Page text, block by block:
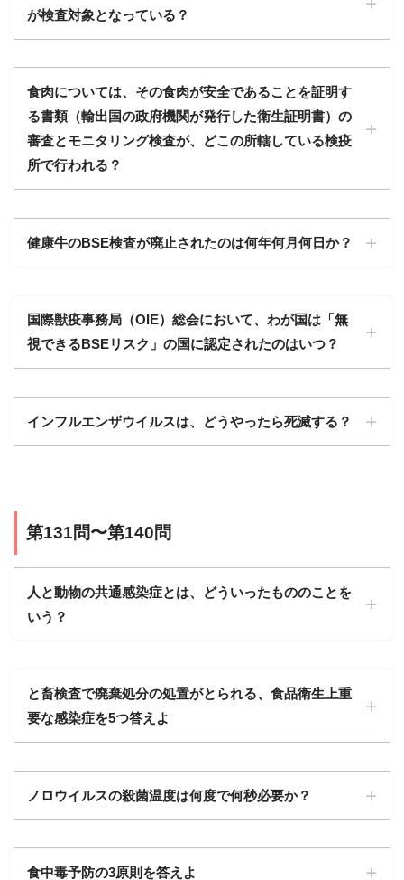
が検査対象となっている？
食肉については、その食肉が安全であることを証明す
る書類（輸出国の政府機関が発行した衛生証明書）の
審査とモニタリング検査が、どこの所轄している検疫
所で行われる？
健康牛のBSE検査が廃止されたのは何年何月何日か？
国際獣疫事務局（OIE）総会において、わが国は「無
視できるBSEリスク」の国に認定されたのはいつ？
インフルエンザウイルスは、どうやったら死滅する？
第131問〜第140問
人と動物の共通感染症とは、どういったもののことを
いう？
と畜検査で廃棄処分の処置がとられる、食品衛生上重
要な感染症を5つ答えよ
ノロウイルスの殺菌温度は何度で何秒必要か？
食中毒予防の3原則を答えよ